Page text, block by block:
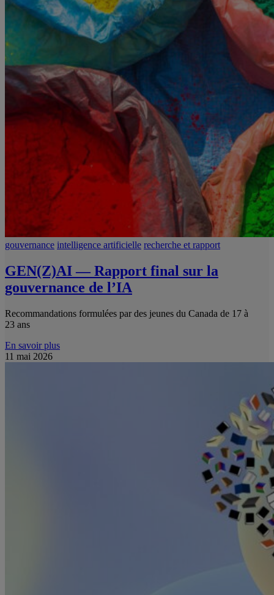
gouvernance intelligence artificielle recherche et rapport
GEN(Z)AI — Rapport final sur la
gouvernance de l’IA
Recommandations formulées par des jeunes du Canada de 17 à
23 ans
En savoir plus
11 mai 2026